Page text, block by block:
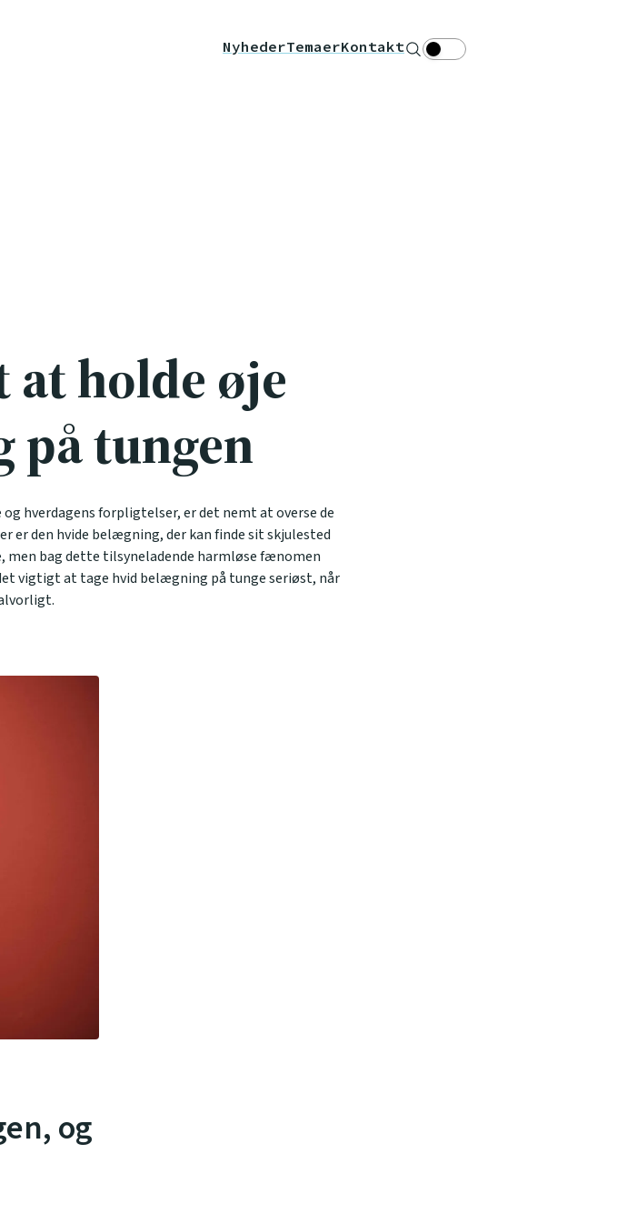
NyhederTemaerKontakt Søg Theme toggle
holde øje
på tungen
hverdagens forpligtelser, er det nemt at overse de
er den hvide belægning, der kan finde sit skjulested
men bag dette tilsyneladende harmløse fænomen
vigtigt at tage hvid belægning på tungeseriøst, når
og